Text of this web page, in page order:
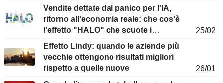
Vendite dettate dal panico per l'IA,
ritorno all'economia reale: che cos'è
l'effetto "HALO" che scuote i
25/02
Effetto Lindy: quando le aziende più
vecchie ottengono risultati migliori
rispetto a quelle nuove
26/01